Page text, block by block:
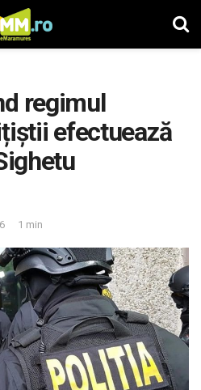
regimul
efectuează
1 min